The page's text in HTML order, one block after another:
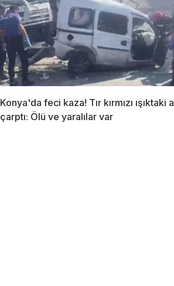
Konya'da feci kaza! Tır kırmızı ışıktaki
çarptı: Ölü ve yaralılar var